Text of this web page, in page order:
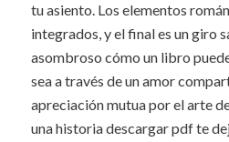
tu asiento. Los elementos
integrados, y el final es un giro
asombroso cómo un libro
sea a través de un amor
apreciación mutua por el arte
una historia descargar pdf te